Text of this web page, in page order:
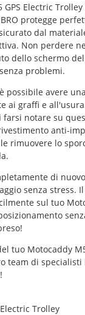
Electric
protegge
dal
Non perdere
dello schermo
problemi.
possibile avere
ai graffi e
notare su
anti-
rimuovere lo
di
senza stress.
sul tuo
tuo Motocaddy
team di specialisti
Trolley